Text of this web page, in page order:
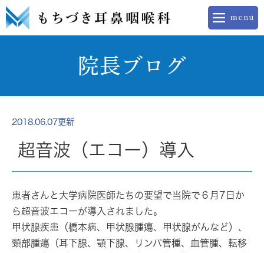
院長ブログ
2018.06.07更新
超音波（エコー）導入
患者さんと大学病院医師たちの要望で当院で６月7日か
ら超音波エコーが導入されました。
甲状腺疾患（橋本病、甲状腺腫瘍、甲状腺がんなど）、
頸部腫瘍（耳下腺、顎下腺、リンパ管種、血管腫、転移